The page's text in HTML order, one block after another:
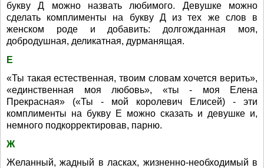
букву Д можно назвать любимого. Девушке можно
сделать комплименты на букву Д из тех же слов в
женском роде и добавить: долгожданная моя,
добродушная, деликатная, дурманящая.
Е
«Ты такая естественная, твоим словам хочется верить»,
«единственная моя любовь», «ты - моя Елена
Прекрасная» («Ты - мой королевич Елисей) - эти
комплименты на букву Е можно сказать и девушке и,
немного подкорректировав, парню.
Ж
Желанный, жадный в ласках, жизненно-необходимый в